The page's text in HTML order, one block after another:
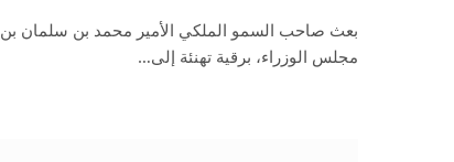
بعث صاحب السمو الملكي الأمير محمد بن سلمان بن
مجلس الوزراء، برقية تهنئة إلى…